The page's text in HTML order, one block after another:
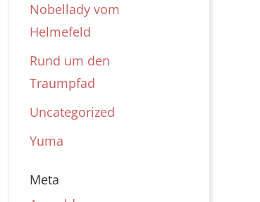
Nobellady vom
Helmefeld
Rund um den
Traumpfad
Uncategorized
Yuma
Meta